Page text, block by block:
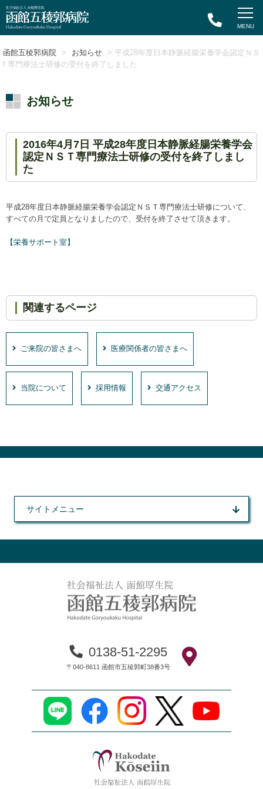
函館五稜郭病院 > お知らせ
> 平成28年度日本静脈経腸栄養学会認定ＮＳ
Ｔ専門療法士研修の受付を終了しました
お知らせ
2016年4月7日 平成28年度日本静脈経腸栄養学会
認定ＮＳＴ専門療法士研修の受付を終了しまし
た
平成28年度日本静脈経腸栄養学会認定ＮＳＴ専門療法士研修について、
すべての月で定員となりましたので、受付を終了させて頂きます。
【栄養サポート室】
関連するページ
ご来院の皆さまへ 医療関係者の皆さまへ
当院について 採用情報 交通アクセス
サイトメニュー
0138-51-2295
〒040-8611 函館市五稜郭町38番3号